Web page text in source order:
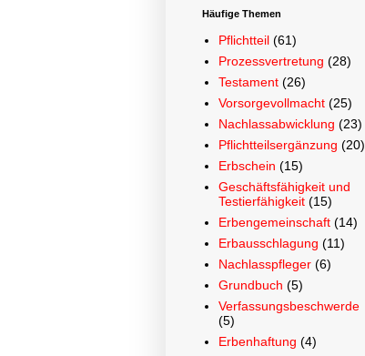
Häufige Themen
Pflichtteil (61)
Prozessvertretung (28)
Testament (26)
Vorsorgevollmacht (25)
Nachlassabwicklung (23)
Pflichtteilsergänzung (20)
Erbschein (15)
Geschäftsfähigkeit und
Testierfähigkeit (15)
Erbengemeinschaft (14)
Erbausschlagung (11)
Nachlasspfleger (6)
Grundbuch (5)
Verfassungsbeschwerde
(5)
Erbenhaftung (4)